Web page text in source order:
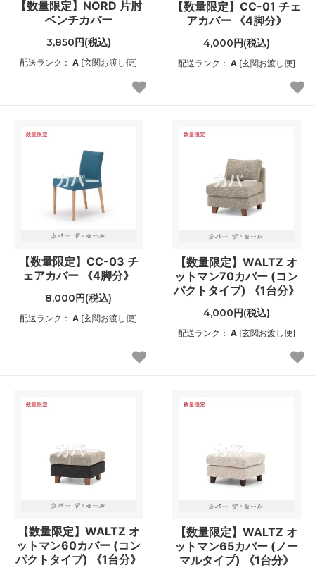
【数量限定】NORD 片肘
ベンチカバー
3,850円(税込)
配送ランク： A [玄関お渡し便]
【数量限定】CC-01 チェ
アカバー 《4脚分》
4,000円(税込)
配送ランク： A[玄関お渡し便]
【数量限定】CC-03 チ
ェアカバー 《4脚分》
8,000円(税込)
配送ランク： A [玄関お渡し便]
【数量限定】WALTZ オ
ットマン70カバー (コン
パクトタイプ) 《1台分》
4,000円(税込)
配送ランク： A[玄関お渡し便]
【数量限定】WALTZ オ
ットマン60カバー (コン
パクトタイプ) 《1台分》
【数量限定】WALTZ オ
ットマン65カバー (ノー
マルタイプ) 《1台分》